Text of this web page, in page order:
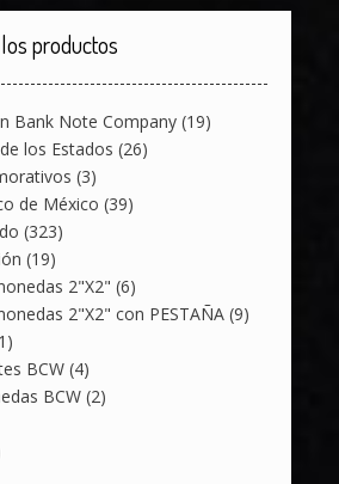
productos
Bank Note Company (19)
los Estados (26)
(3)
de México (39)
(323)
(19)
2"X2" (6)
2"X2" con PESTAÑA (9)
BCW (4)
BCW (2)